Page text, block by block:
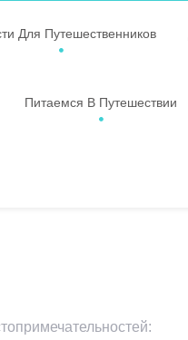
Для Путешественников
Питаемся В Путешествии